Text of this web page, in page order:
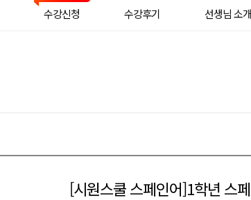
수강신청 수강후기 선생님 소개
[시원스쿨 스페인어]1학년 스